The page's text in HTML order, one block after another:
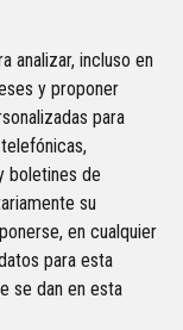
analizar, incluso en
y proponer
para
boletines de
su
en cualquier
para esta
se dan en esta